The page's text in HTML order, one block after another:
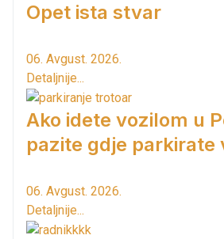
Opet ista stvar
06. Avgust. 2026.
Detaljnije...
Ako idete vozilom u
pazite gdje parkirate
06. Avgust. 2026.
Detaljnije...